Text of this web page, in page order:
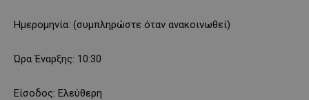
Ημερομηνία: (συμπληρώστε όταν ανακοινωθεί)
Ώρα Έναρξης: 10:30
Είσοδος: Ελεύθερη